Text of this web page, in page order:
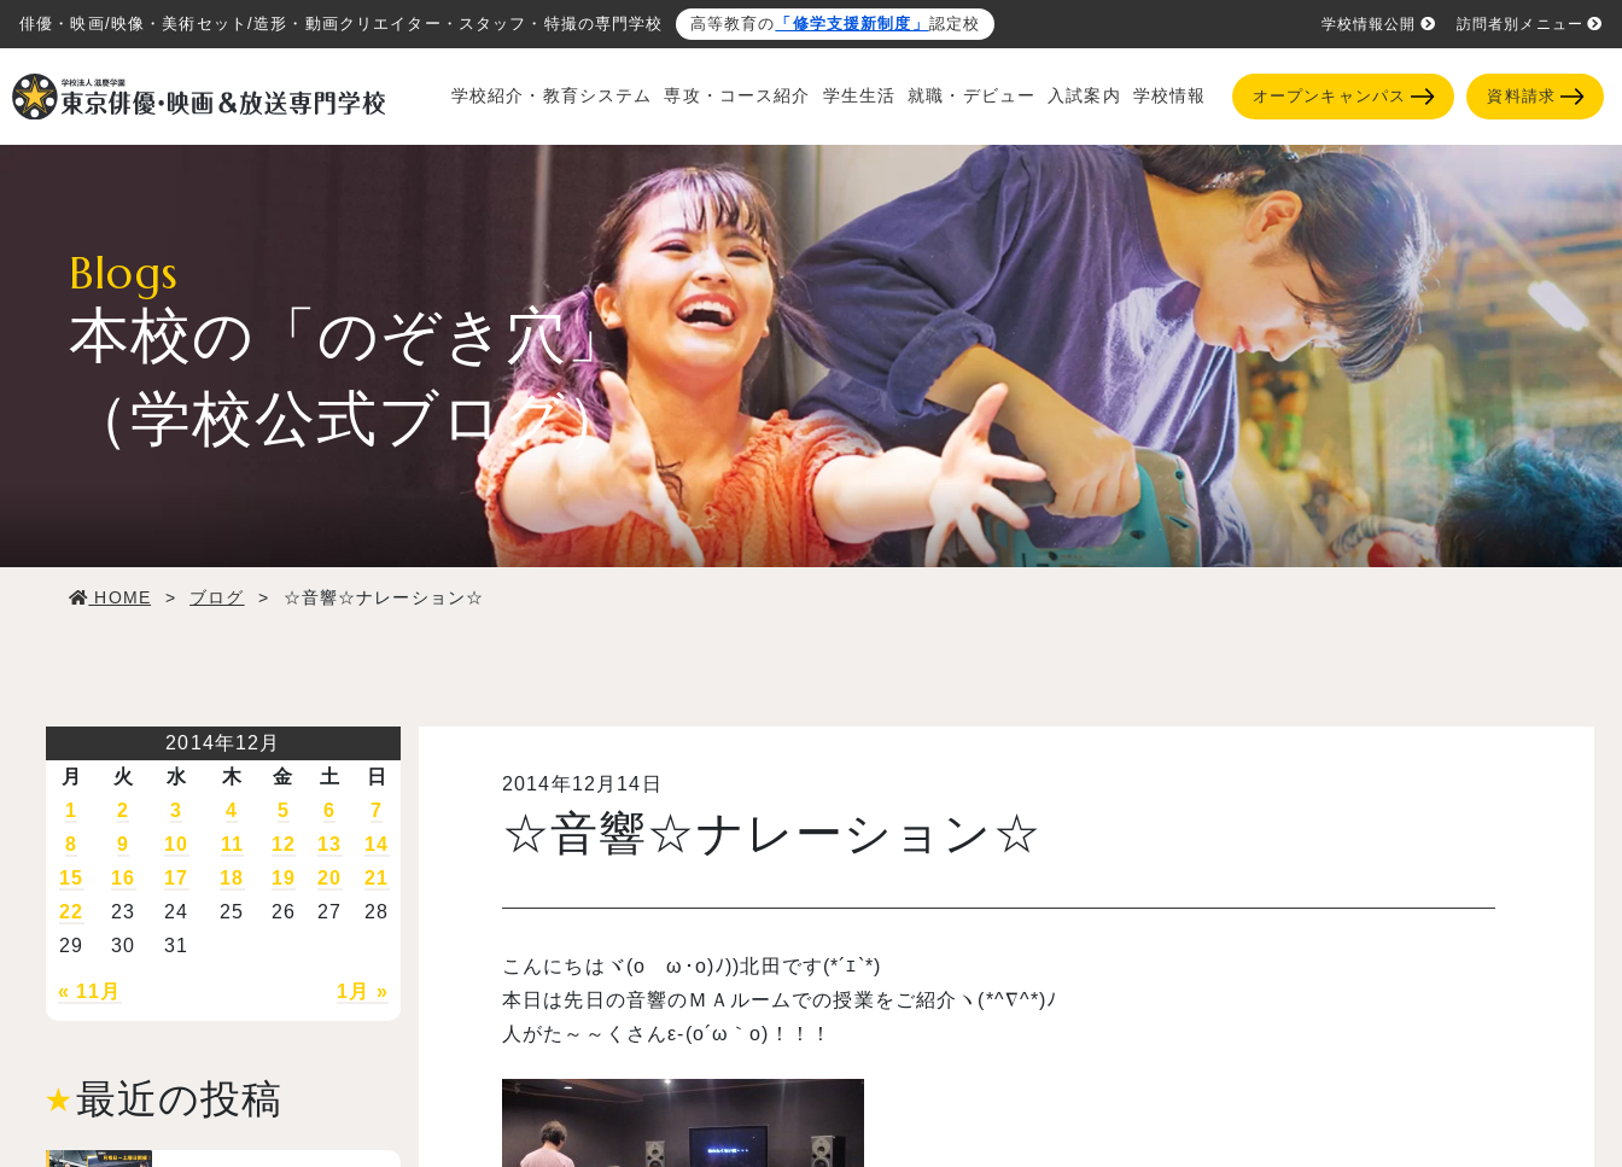
俳優・映画/映像・美術セット/造形・動画クリエイター・スタッフ・特撮の専門学校 高等教育の 「修学支援新制度」 認定校 学校情報公開 訪問者別メニュー
学校紹介・教育システム 専攻・コース紹介 学生生活 就職・デビュー 入試案内 学校情報 オープンキャンパス 資料請求
専攻・コース紹介
学校情報
オープンキャンパス
Blogs
本校の「のぞき穴」
（学校公式ブログ）
HOME > ブログ > ☆音響☆ナレーション☆
2014年12月14日
☆音響☆ナレーション☆
こんにちはヾ(oゝω･o)ﾉ))北田です(*´ｴ`*)
本日は先日の音響のＭＡルームでの授業をご紹介ヽ(*^∇^*)ﾉ
人がた～～くさんε-(o´ω｀o)！！！
2014年12月
月
火 水 木 金 土 日
« 11月 1月 »
1 2 3 4 5 6
7
8
9 10 11 12 13
14
15
16 17 18 19 20
21
22
23 24 25 26 27
28
29
30 31
最近の投稿